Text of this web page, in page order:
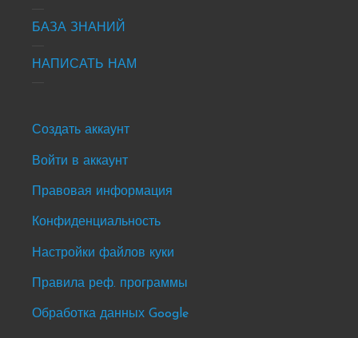
БАЗА ЗНАНИЙ
НАПИСАТЬ НАМ
Footer
&
events
Создать аккаунт
Войти в аккаунт
Правовая информация
Конфиденциальность
Настройки файлов куки
Правила реф. программы
Обработка данных Google